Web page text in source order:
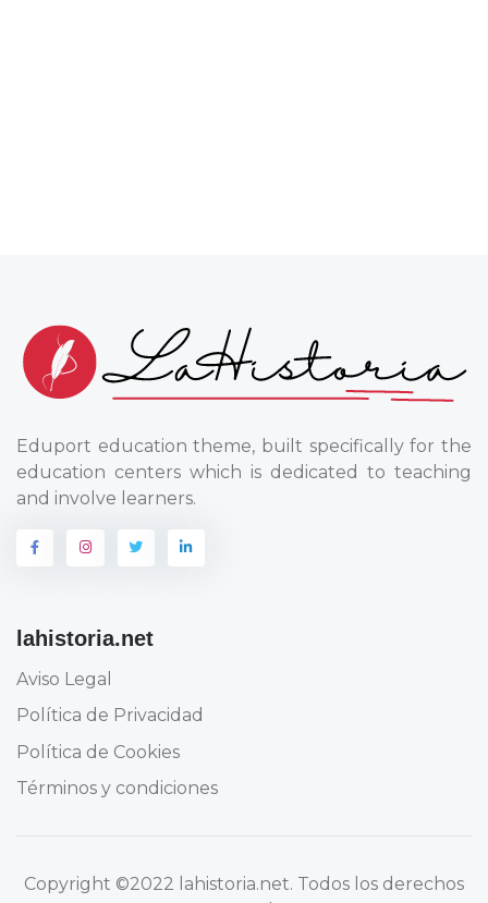
Eduport education theme, built specifically for the
education centers which is dedicated to teaching
and involve learners.
lahistoria.net
Aviso Legal
Política de Privacidad
Política de Cookies
Términos y condiciones
Copyright ©2022 lahistoria.net. Todos los derechos